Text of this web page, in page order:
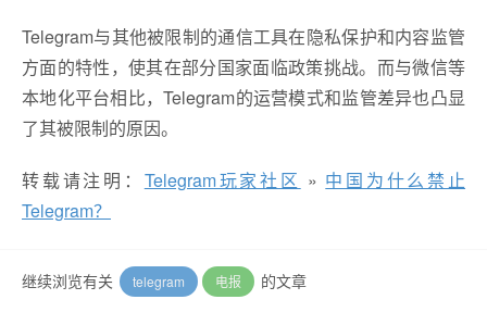
Telegram与其他被限制的通信工具在隐私保护和内容监管
方面的特性，使其在部分国家面临政策挑战。而与微信等
本地化平台相比，Telegram的运营模式和监管差异也凸显
了其被限制的原因。
转载请注明： Telegram玩家社区 » 中国为什么禁止
Telegram？
继续浏览有关 telegram 电报 的文章